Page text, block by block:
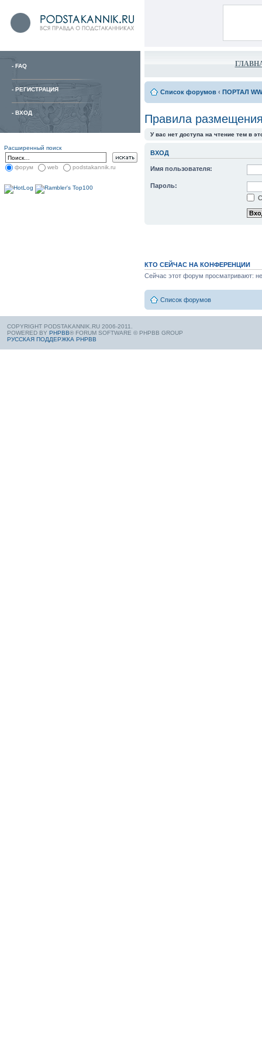
- FAQ
- РЕГИСТРАЦИЯ
- ВХОД
Расширенный поиск
форум web podstakannik.ru
Список форумов ‹ ПОРТАЛ
Правила
У вас нет доступа на чтение тем в
ВХОД
Имя пользователя:
Пароль:
КТО СЕЙЧАС НА КОНФЕРЕНЦИИ
Сейчас этот форум просматривают:
Список форумов
COPYRIGHT PODSTAKANNIK.RU 2006-2011.
POWERED BY PHPBB® FORUM SOFTWARE © PHPBB GROUP
РУССКАЯ ПОДДЕРЖКА PHPBB